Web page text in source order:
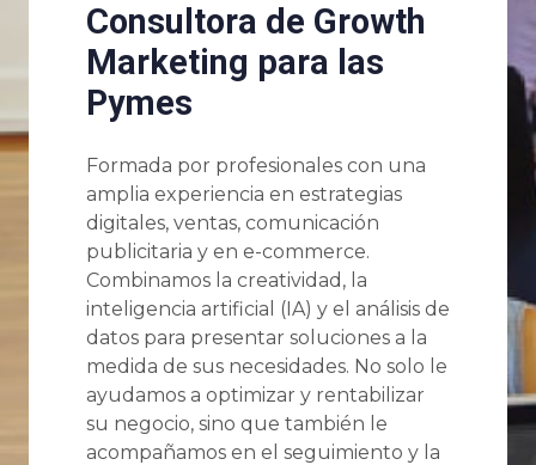
Consultora de Growth
Marketing para las
Pymes
Formada por profesionales con una
amplia experiencia en estrategias
digitales, ventas, comunicación
publicitaria y en e-commerce.
Combinamos la creatividad, la
inteligencia artificial (IA) y el análisis de
datos para presentar soluciones a la
medida de sus necesidades. No solo le
ayudamos a optimizar y rentabilizar
su negocio, sino que también le
acompañamos en el seguimiento y la